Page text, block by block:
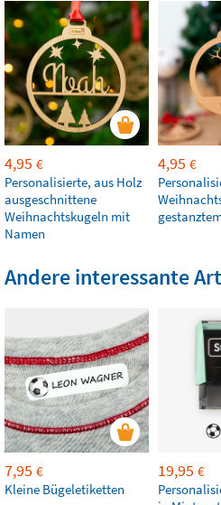
4,95 €
Personalisierte, aus Holz
ausgeschnittene
Weihnachtskugeln mit
Namen
4,95 €
Andere interessante
7,95 €
Kleine Bügeletiketten
19,95 €